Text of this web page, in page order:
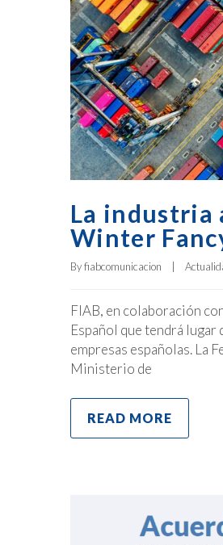
La industria
Winter
By fiabcomunicacion
FIAB, en colaboración
Español que tendrá
empresas españolas. La
Ministerio de
READ MORE